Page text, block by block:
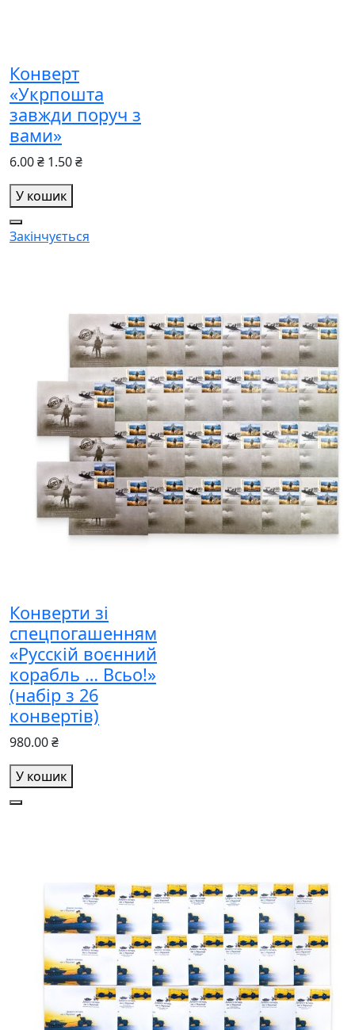
Конверт
«Укрпошта
завжди поруч з
вами»
6.00 ₴ 1.50 ₴
У кошик
Закінчується
Конверти зі
спецпогашенням
«Русскій воєнний
корабль … Всьо!»
(набір з 26
конвертів)
980.00 ₴
У кошик